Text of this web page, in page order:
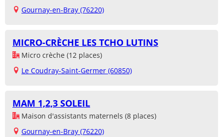
Gournay-en-Bray (76220)
MICRO-CRÈCHE LES TCHO LUTINS
Micro crèche (12 places)
Le Coudray-Saint-Germer (60850)
MAM 1,2,3 SOLEIL
Maison d'assistants maternels (8 places)
Gournay-en-Bray (76220)